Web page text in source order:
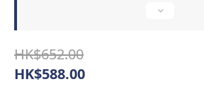
HK$652.00
HK$588.00